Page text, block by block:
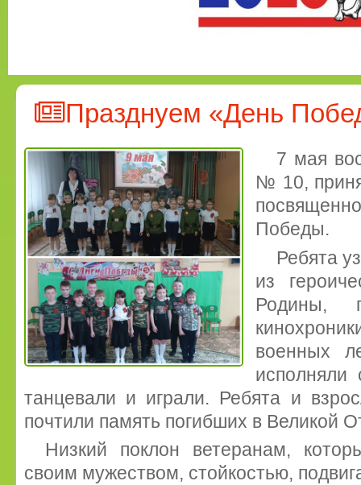
Празднуем «День
7 мая
№ 10,
Победы.
Ребята
из
Родины,
военных
исполняли
танцевали и играли. Ребята и
почтили память погибших в Великой
Низкий поклон ветеранам,
своим мужеством, стойкостью,